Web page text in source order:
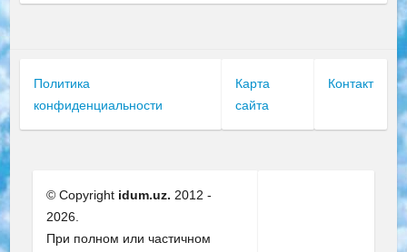
Политика
конфиденциальности
Карта
сайта
Контакт
© Copyright idum.uz. 2012 -
2026.
При полном или частичном